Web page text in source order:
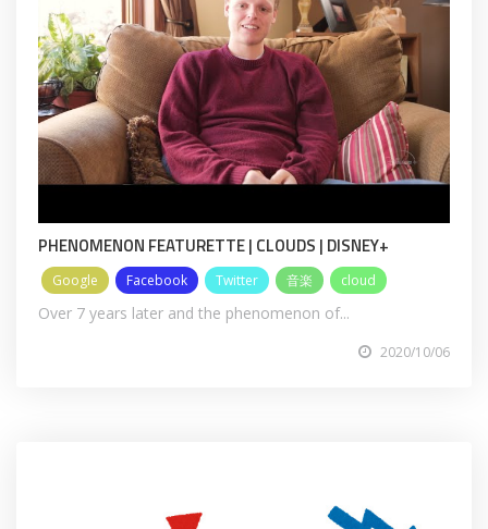
PHENOMENON FEATURETTE | CLOUDS | DISNEY+
Google Facebook Twitter 音楽 cloud
Over 7 years later and the phenomenon of...
2020/10/06